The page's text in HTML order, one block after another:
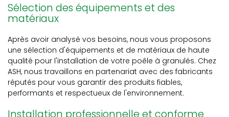
Sélection des équipements et des
matériaux
Après avoir analysé vos besoins, nous vous proposons
une sélection d'équipements et de matériaux de haute
qualité pour l'installation de votre poêle à granulés. Chez
ASH, nous travaillons en partenariat avec des fabricants
réputés pour vous garantir des produits fiables,
performants et respectueux de l'environnement.
Installation professionnelle et conforme